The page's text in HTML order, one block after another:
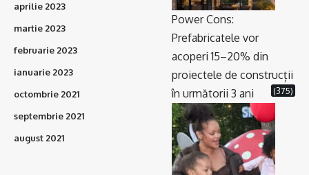
aprilie 2023
martie 2023
februarie 2023
ianuarie 2023
octombrie 2021
septembrie 2021
august 2021
Power Cons:
Prefabricatele vor
acoperi 15–20% din
proiectele de construcții
în următorii 3 ani
(375)